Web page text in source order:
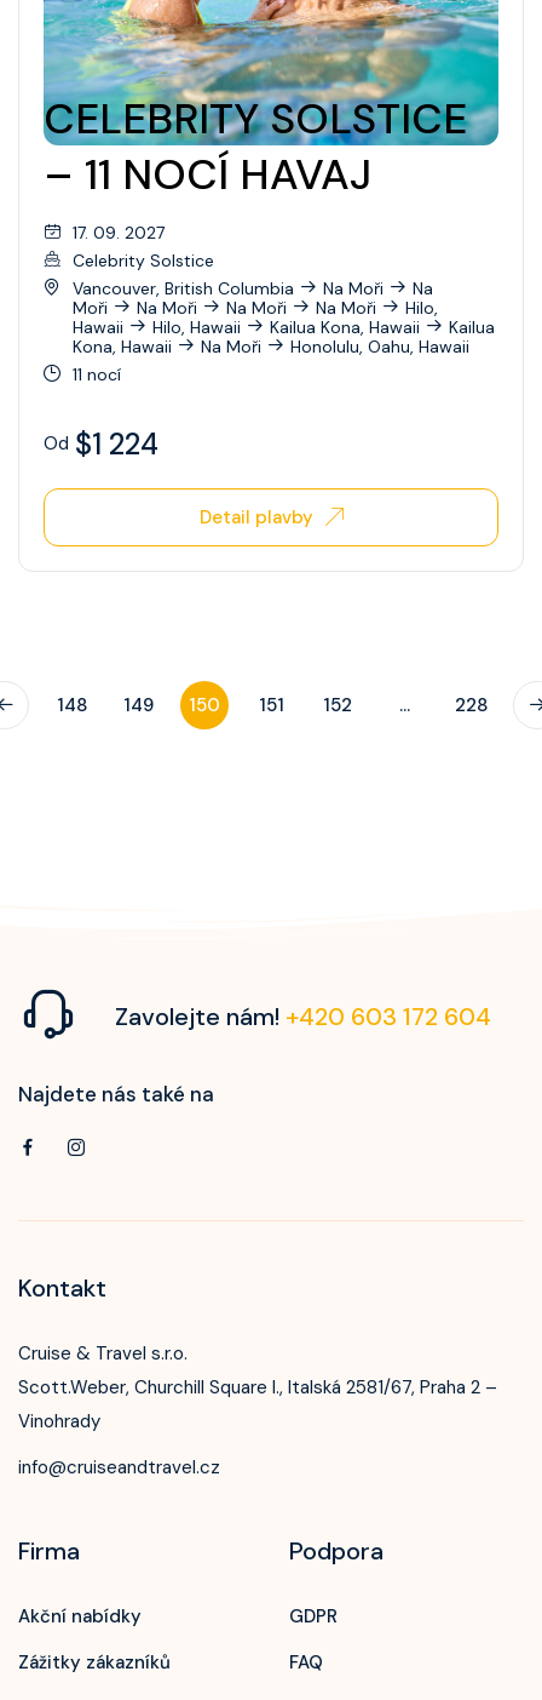
+420 603 172 604
CELEBRITY SOLSTICE
– 11 NOCÍ HAVAJ
17. 09. 2027
Celebrity Solstice
Vancouver, British Columbia
Na Moři
Na
Moři
Na Moři Na Moři Na Moři
Hilo,
Hawaii
Hilo, Hawaii Kailua Kona, Hawaii
Kailua
Kona, Hawaii
Na Moři
Honolulu, Oahu, Hawaii
11 nocí
Od $1 224
Detail plavby
148 149 150 151 152 ... 228
Zavolejte nám! +420 603 172 604
Najdete nás také na
Kontakt
Cruise & Travel s.r.o.
Scott.Weber, Churchill Square I., Italská 2581/67, Praha 2 –
Vinohrady
info@cruiseandtravel.cz
Firma
Akční nabídky
Zážitky zákazníků
Podpora
GDPR
FAQ